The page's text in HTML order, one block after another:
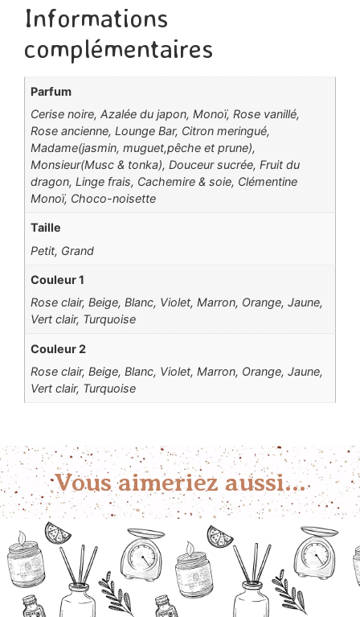
Informations
complémentaires
Parfum
Cerise noire, Azalée du japon, Monoï, Rose vanillé,
Rose ancienne, Lounge Bar, Citron meringué,
Madame(jasmin, muguet,pêche et prune),
Monsieur(Musc & tonka), Douceur sucrée, Fruit du
dragon, Linge frais, Cachemire & soie, Clémentine
Monoï, Choco-noisette
Taille
Petit, Grand
Couleur 1
Rose clair, Beige, Blanc, Violet, Marron, Orange, Jaune,
Vert clair, Turquoise
Couleur 2
Rose clair, Beige, Blanc, Violet, Marron, Orange, Jaune,
Vert clair, Turquoise
Vous aimeriez aussi...